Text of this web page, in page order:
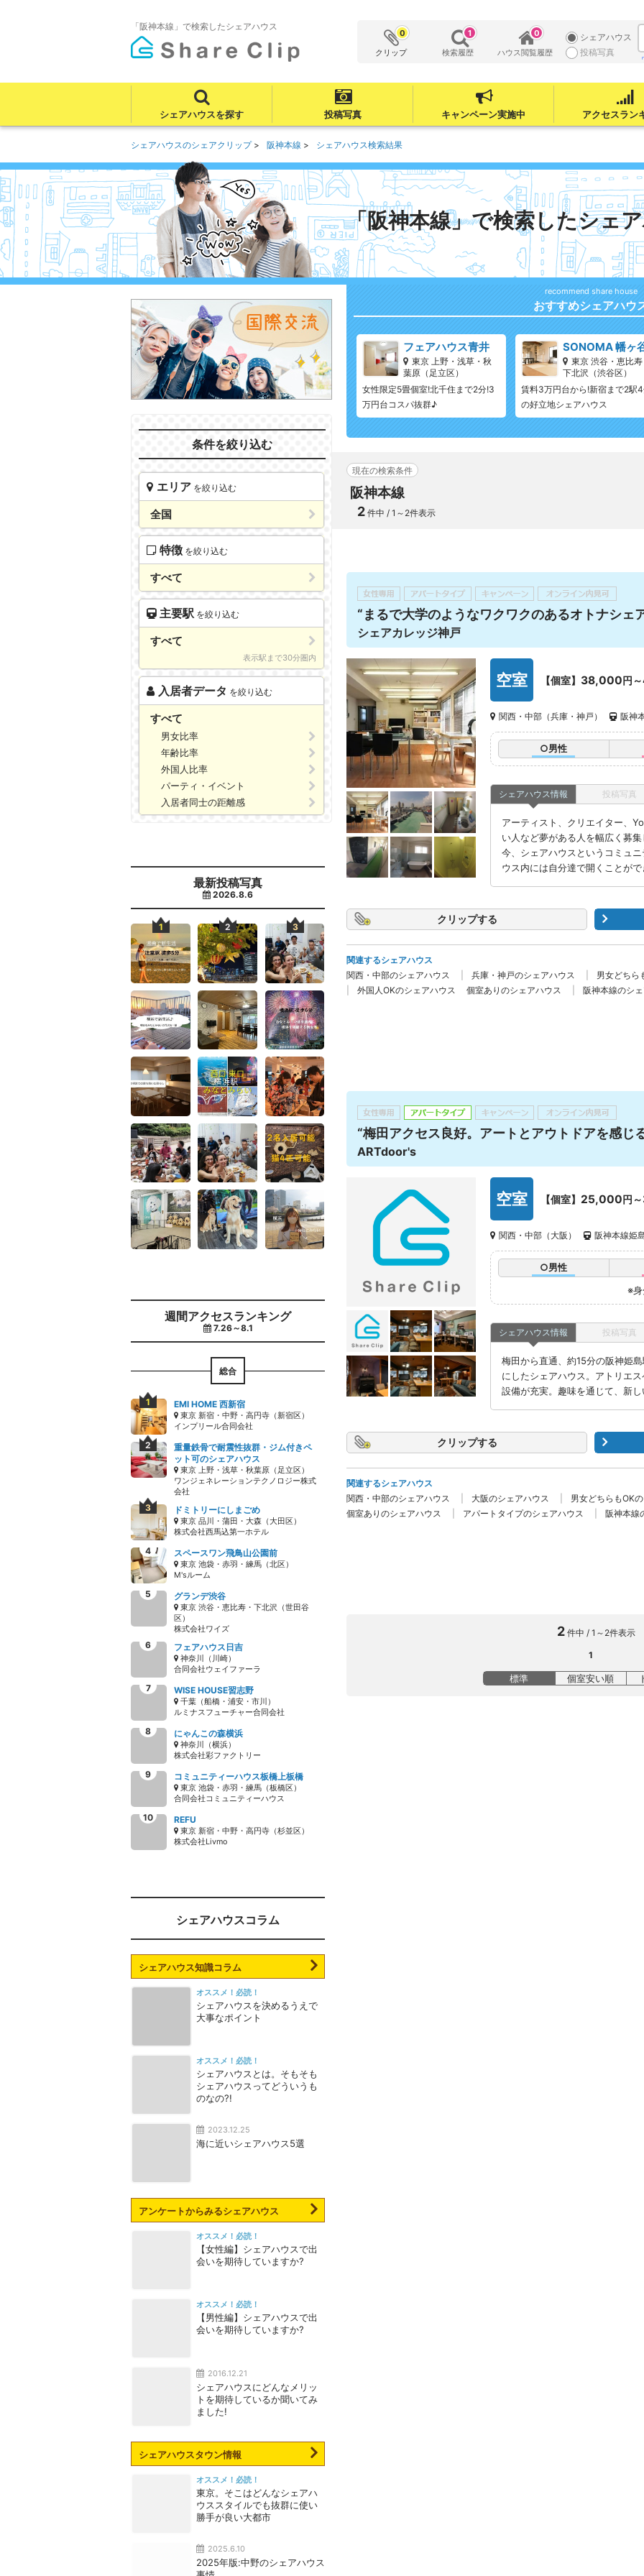
「阪神本線」で検索したシェアハウス
クリップ
0
検索履歴
1
ハウス閲覧履歴
0
シェアハウス
投稿写真
シェアハウスを探す 投稿写真 キャンペーン実施中 アクセスラン
シェアハウスのシェアクリップ 阪神本線 シェアハウス検索結果
「阪神本線」で検索したシェ
条件を絞り込む
エリア を絞り込む
全国
特徴 を絞り込む
すべて
主要駅 を絞り込む
すべて
表示駅まで30分圏内
入居者データ を絞り込む
すべて
男女比率
年齢比率
外国人比率
パーティ・イベント
入居者同士の距離感
最新投稿写真
2026.8.6
週間アクセスランキング
7.26～8.1
総合
EMI HOME 西新宿
東京 新宿・中野・高円寺（新宿区）
インプリール合同会社
重量鉄骨で耐震性抜群・ジム付きペ
ット可のシェアハウス
東京 上野・浅草・秋葉原（足立区）
ワンジェネレーションテクノロジー株式
会社
ドミトリーにしまごめ
東京 品川・蒲田・大森（大田区）
株式会社西馬込第一ホテル
スペースワン飛鳥山公園前
東京 池袋・赤羽・練馬（北区）
M'sルーム
グランデ渋谷
東京 渋谷・恵比寿・下北沢（世田谷
区）
株式会社ワイズ
フェアハウス日吉
神奈川（川崎）
合同会社ウェイファーラ
WISE HOUSE習志野
千葉（船橋・浦安・市川）
ルミナスフューチャー合同会社
にゃんこの森横浜
神奈川（横浜）
株式会社彩ファクトリー
コミュニティーハウス板橋上板橋
東京 池袋・赤羽・練馬（板橋区）
合同会社コミュニティーハウス
REFU
東京 新宿・中野・高円寺（杉並区）
株式会社Livmo
シェアハウスコラム
シェアハウス知識コラム
オススメ！必読！
シェアハウスを決めるうえで
大事なポイント
オススメ！必読！
シェアハウスとは。そもそも
シェアハウスってどういうも
のなの?!
2023.12.25
海に近いシェアハウス5選
アンケートからみるシェアハウス
オススメ！必読！
【女性編】シェアハウスで出
会いを期待していますか?
オススメ！必読！
【男性編】シェアハウスで出
会いを期待していますか?
2016.12.21
シェアハウスにどんなメリッ
トを期待しているか聞いてみ
ました!
シェアハウスタウン情報
オススメ！必読！
東京。そこはどんなシェアハ
ウススタイルでも抜群に使い
勝手が良い大都市
2025.6.10
2025年版:中野のシェアハウス
おすすめシェアハウ
フェアハウス青井
東京 上野・浅草・秋
葉原（足立区）
女性限定5畳個室!北千住まで2分!3
万円台コスパ抜群♪
SONOMA 幡ヶ
東京 渋谷・恵比寿
下北沢（渋谷区）
賃料3万円台から!新宿まで2駅
の好立地シェアハウス
現在の検索条件
阪神本線
2 件中 / 1～2件表示
“まるで大学のようなワクワクのあるオトナシェ
シェアカレッジ神戸
空室 【個室】 38,000円～
関西・中部（兵庫・神戸） 阪神
○男性
シェアハウス情報
アーティスト、クリエイター、
い人など夢がある人を幅広く募
今、シェアハウスというコミュ
ウス内には自分達で開くことが
投稿写真
クリップ
関連するシェアハウス
関西・中部のシェアハウス
兵庫・神戸のシェアハウス
男女どちら
外国人OKのシェアハウス
個室ありのシェアハウス 阪神本線のシ
“梅田アクセス良好。アートとアウトドアを感じ
ARTdoor's
空室 【個室】 25,000円～
関西・中部（大阪） 阪神本線姫
○男性
※身
シェアハウス情報
梅田から直通、約15分の阪神姫
にしたシェアハウス。アトリエ
設備が充実。趣味を通じて、新し
投稿写真
クリップ
関連するシェアハウス
関西・中部のシェアハウス
大阪のシェアハウス 男女どちらもOK
個室ありのシェアハウス
アパートタイプのシェアハウス 阪神本線
2 件中 / 1～2件表示
1
標準 個室安い順